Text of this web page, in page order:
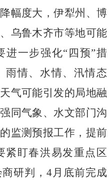
幅度大，伊犁州、博
乌鲁木齐市等地可能
进一步强化“四预”措
雨情、水情、汛情态
气可能引发的局地融
同气象、水文部门沟
监测预报工作，提前
紧盯春洪易发重点区
研判，4月底前完成